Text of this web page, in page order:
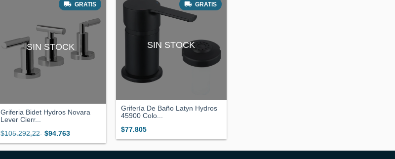
SIN STOCK
GRATIS
Griferia Bidet Hydros Novara
Lever Cierr...
$105.292,22 $94.763
SIN STOCK
GRATIS
Grifería De Baño Latyn Hydros
45900 Colo...
$77.805